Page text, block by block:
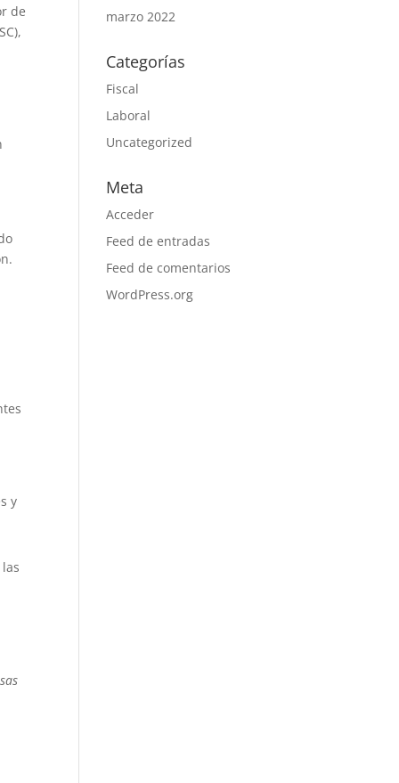
de
y
marzo 2022
Categorías
Fiscal
Laboral
Uncategorized
Meta
Acceder
Feed de entradas
Feed de comentarios
WordPress.org